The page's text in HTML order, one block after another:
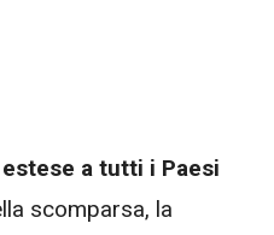
a tutti i Paesi
scomparsa, la